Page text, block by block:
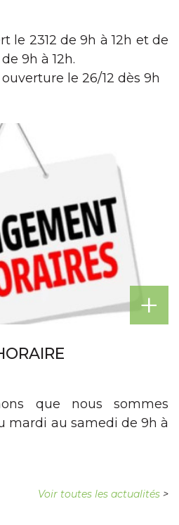
le 2312 de 9h à 12h et de
9h à 12h.
le 26/12 dès 9h
+
que nous sommes
mardi au samedi de 9h à
Voir toutes les actualités >